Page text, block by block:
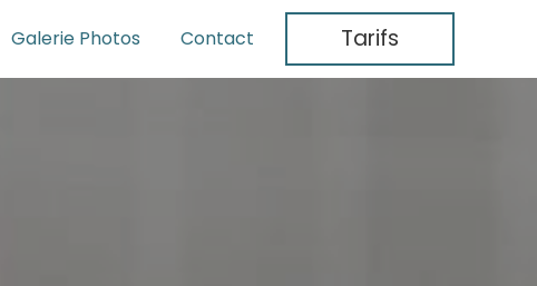
Galerie Photos Contact Tarifs